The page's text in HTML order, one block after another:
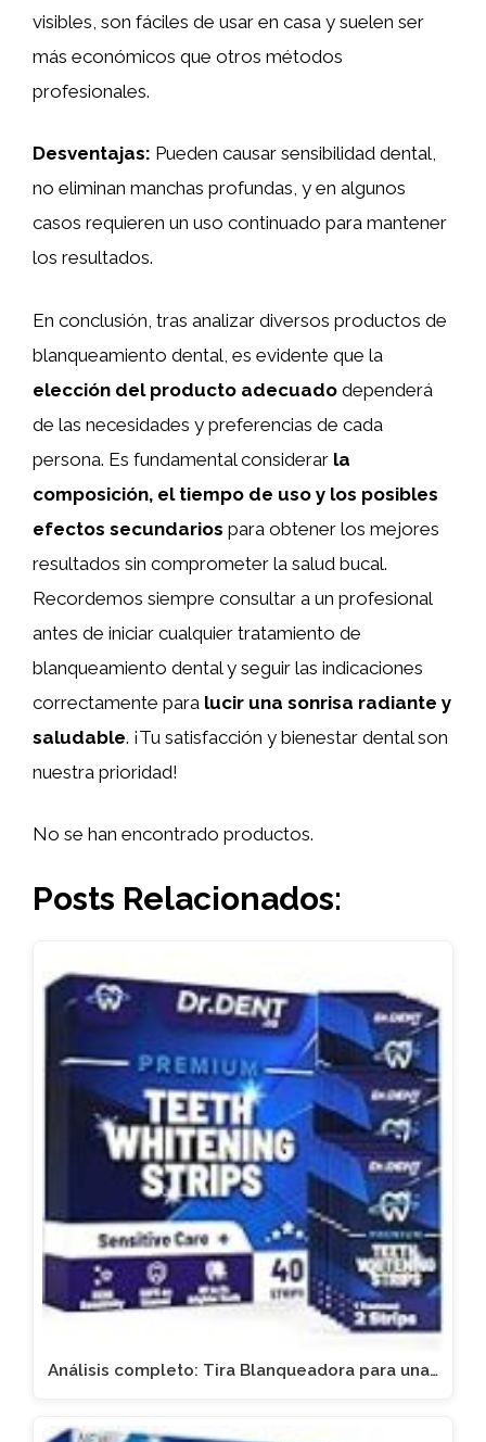
visibles, son fáciles de usar en casa y suelen ser
más económicos que otros métodos
profesionales.
Desventajas: Pueden causar sensibilidad dental,
no eliminan manchas profundas, y en algunos
casos requieren un uso continuado para mantener
los resultados.
En conclusión, tras analizar diversos productos de
blanqueamiento dental, es evidente que la
elección del producto adecuado dependerá
de las necesidades y preferencias de cada
persona. Es fundamental considerar la
composición, el tiempo de uso y los posibles
efectos secundarios para obtener los mejores
resultados sin comprometer la salud bucal.
Recordemos siempre consultar a un profesional
antes de iniciar cualquier tratamiento de
blanqueamiento dental y seguir las indicaciones
correctamente para lucir una sonrisa radiante y
saludable. ¡Tu satisfacción y bienestar dental son
nuestra prioridad!
No se han encontrado productos.
Posts Relacionados:
Análisis completo: Tira Blanqueadora para una…